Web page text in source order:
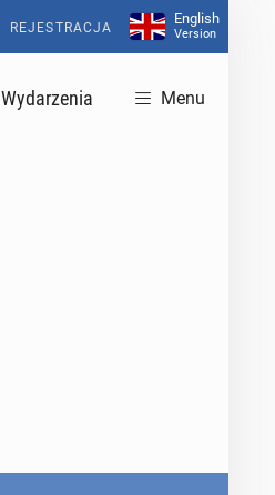
REJESTRACJA
English
Version
Wydarzenia Menu